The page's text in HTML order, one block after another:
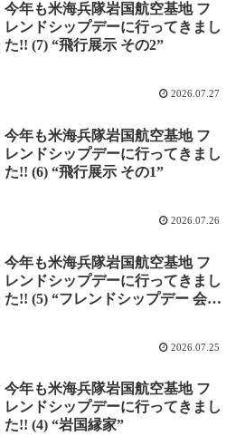
今年も米海兵隊岩国航空基地 フ
レンドシップデーに行ってきまし
た!! (7) “飛行展示 その2”
2026.07.27
今年も米海兵隊岩国航空基地 フ
レンドシップデーに行ってきまし
た!! (6) “飛行展示 その1”
2026.07.26
今年も米海兵隊岩国航空基地 フ
レンドシップデーに行ってきまし
た!! (5) “フレンドシップデー 会場
2026.07.25
今年も米海兵隊岩国航空基地 フ
レンドシップデーに行ってきまし
た!! (4) “岩国縁家”